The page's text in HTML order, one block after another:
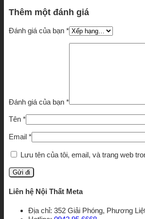
Thêm một đánh giá
Đánh giá của bạn *
Đánh giá của bạn *
Tên *
Email *
Lưu tên của tôi, email, và trang web
Liên hệ Nội Thất Meta
Địa chỉ: 352 Giải Phóng, Phương